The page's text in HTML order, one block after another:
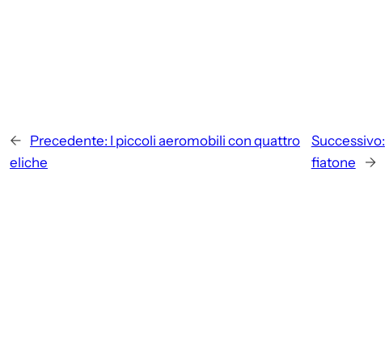
← Precedente: I piccoli aeromobili con quattro
eliche
Successivo:
fiatone
→